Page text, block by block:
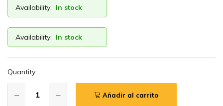
Availability: In stock
Availability: In stock
Quantity:
Añadir al carrito